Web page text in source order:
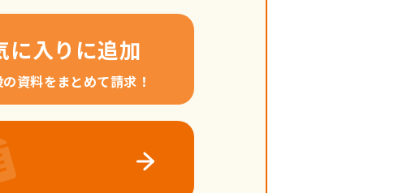
に入りに追加
資料をまとめて請求！